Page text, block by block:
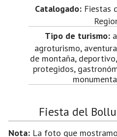
Catalogado:Fiestas
Tipo de turismo:
agroturismo,
de montaña,
protegidos,
Fiesta del
Nota: La foto que